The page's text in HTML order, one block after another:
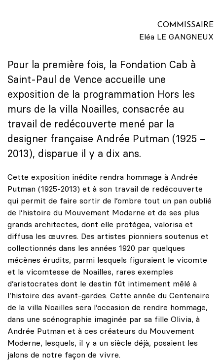
COMMISSAIRE
Eléa LE GANGNEUX
Pour la première fois, la Fondation Cab à
Saint-Paul de Vence accueille une
exposition de la programmation Hors les
murs de la villa Noailles, consacrée au
travail de redécouverte mené par la
designer française Andrée Putman (1925 –
2013), disparue il y a dix ans.
Cette exposition inédite rendra hommage à Andrée
Putman (1925-2013) et à son travail de redécouverte
qui permit de faire sortir de l’ombre tout un pan oublié
de l’histoire du Mouvement Moderne et de ses plus
grands architectes, dont elle protégea, valorisa et
diffusa les œuvres. Des artistes pionniers soutenus et
collectionnés dans les années 1920 par quelques
mécènes érudits, parmi lesquels figuraient le vicomte
et la vicomtesse de Noailles, rares exemples
d’aristocrates dont le destin fût intimement mêlé à
l’histoire des avant-gardes. Cette année du Centenaire
de la villa Noailles sera l’occasion de rendre hommage,
dans une scénographie imaginée par sa fille Olivia, à
Andrée Putman et à ces créateurs du Mouvement
Moderne, lesquels, il y a un siècle déjà, posaient les
jalons de notre façon de vivre.